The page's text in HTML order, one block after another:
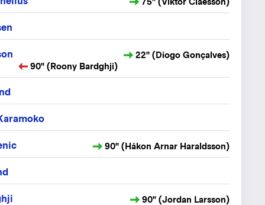
22" (Diogo Gonçalves)
90" (Roony Bardghji)
90" (Hákon Arnar Haraldsson)
90" (Jordan Larsson)